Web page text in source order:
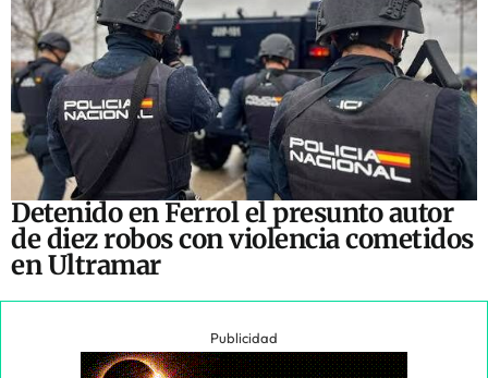
Detenido en Ferrol el presunto autor
de diez robos con violencia cometidos
en Ultramar
Publicidad